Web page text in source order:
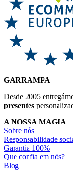
GARRAMPA
Desde 2005
presentes
A NOSSA MAGIA
Sobre nós
Responsabilidade
Garantia 100%
Que confia em nós?
Blog